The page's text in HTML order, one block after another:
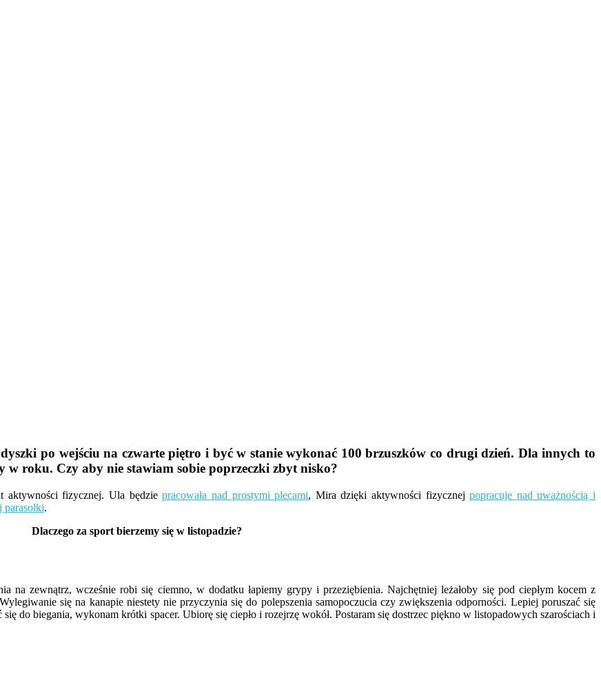
po wejściu na czwarte piętro i być w stanie wykonać 100 brzuszków co drugi dzień. Dla innych to
roku. Czy aby nie stawiam sobie poprzeczki zbyt nisko?
aktywności fizycznej. Ula będziepracowała nad prostymi plecami, Mira dzięki aktywności fizycznejpopracuje nad uważnością i
parasolki.
Dlaczego za sport bierzemy się w listopadzie?
na zewnątrz, wcześnie robi się ciemno, w dodatku łapiemy grypy i przeziębienia. Najchętniej leżałoby się pod ciepłym kocem z
się na kanapie niestety nie przyczynia się do polepszenia samopoczucia czy zwiększenia odporności. Lepiej poruszać się
do biegania, wykonam krótki spacer. Ubiorę się ciepło i rozejrzę wokół. Postaram się dostrzec piękno w listopadowych szarościach i